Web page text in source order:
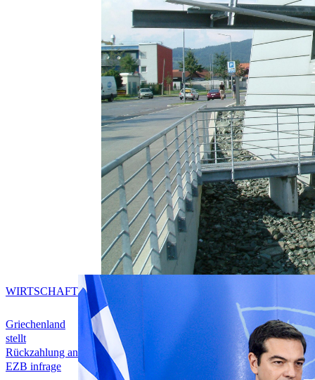
Griechenland
stellt
Rückzahlung an
EZB infrage
WIRTSCHAFT